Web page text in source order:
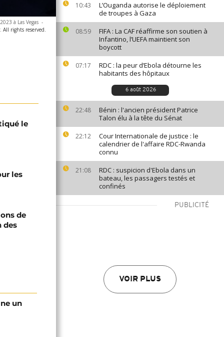
10:43
L’Ouganda autorise le déploiement
de troupes à Gaza
08:59
FIFA : La CAF réaffirme son soutien à
Infantino, l’UEFA maintient son
boycott
07:17
RDC : la peur d’Ebola détourne les
habitants des hôpitaux
6 août 2026
22:48
Bénin : l'ancien président Patrice
Talon élu à la tête du Sénat
22:12
Cour Internationale de justice : le
calendrier de l'affaire RDC-Rwanda
connu
21:08
RDC : suspicion d'Ebola dans un
bateau, les passagers testés et
confinés
PUBLICITÉ
VOIR PLUS
à Las Vegas -
All rights reserved.
le
les
de
des
un